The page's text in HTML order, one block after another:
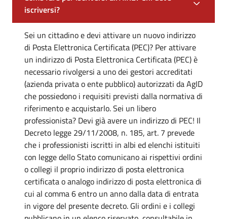
iscriversi?
Sei un cittadino e devi attivare un nuovo indirizzo
di Posta Elettronica Certificata (PEC)? Per attivare
un indirizzo di Posta Elettronica Certificata (PEC) è
necessario rivolgersi a uno dei gestori accreditati
(azienda privata o ente pubblico) autorizzati da AgID
che possiedono i requisiti previsti dalla normativa di
riferimento e acquistarlo. Sei un libero
professionista? Devi già avere un indirizzo di PEC! Il
Decreto legge 29/11/2008, n. 185, art. 7 prevede
che i professionisti iscritti in albi ed elenchi istituiti
con legge dello Stato comunicano ai rispettivi ordini
o collegi il proprio indirizzo di posta elettronica
certificata o analogo indirizzo di posta elettronica di
cui al comma 6 entro un anno dalla data di entrata
in vigore del presente decreto. Gli ordini e i collegi